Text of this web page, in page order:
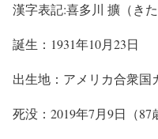
漢字表記:喜多川 擴（きた
誕生：1931年10月23日
出生地：アメリカ合衆
死没：2019年7月9日（87